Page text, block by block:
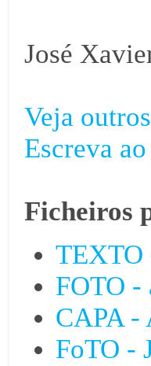
José
Veja
Escreva
Ficheiros
TEXTO
FOTO -
CAPA -
FoTO -